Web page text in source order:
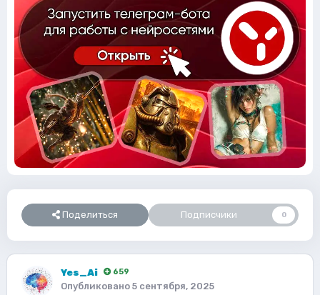
Поделиться Подписчики 0
Yes_Ai 659
Опубликовано 5 сентября, 2025